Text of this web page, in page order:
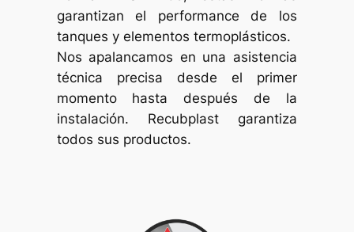
garantizan el performance de los
tanques y elementos termoplásticos.
Nos apalancamos en una asistencia
técnica precisa desde el primer
momento hasta después de la
instalación. Recubplast garantiza
todos sus productos.